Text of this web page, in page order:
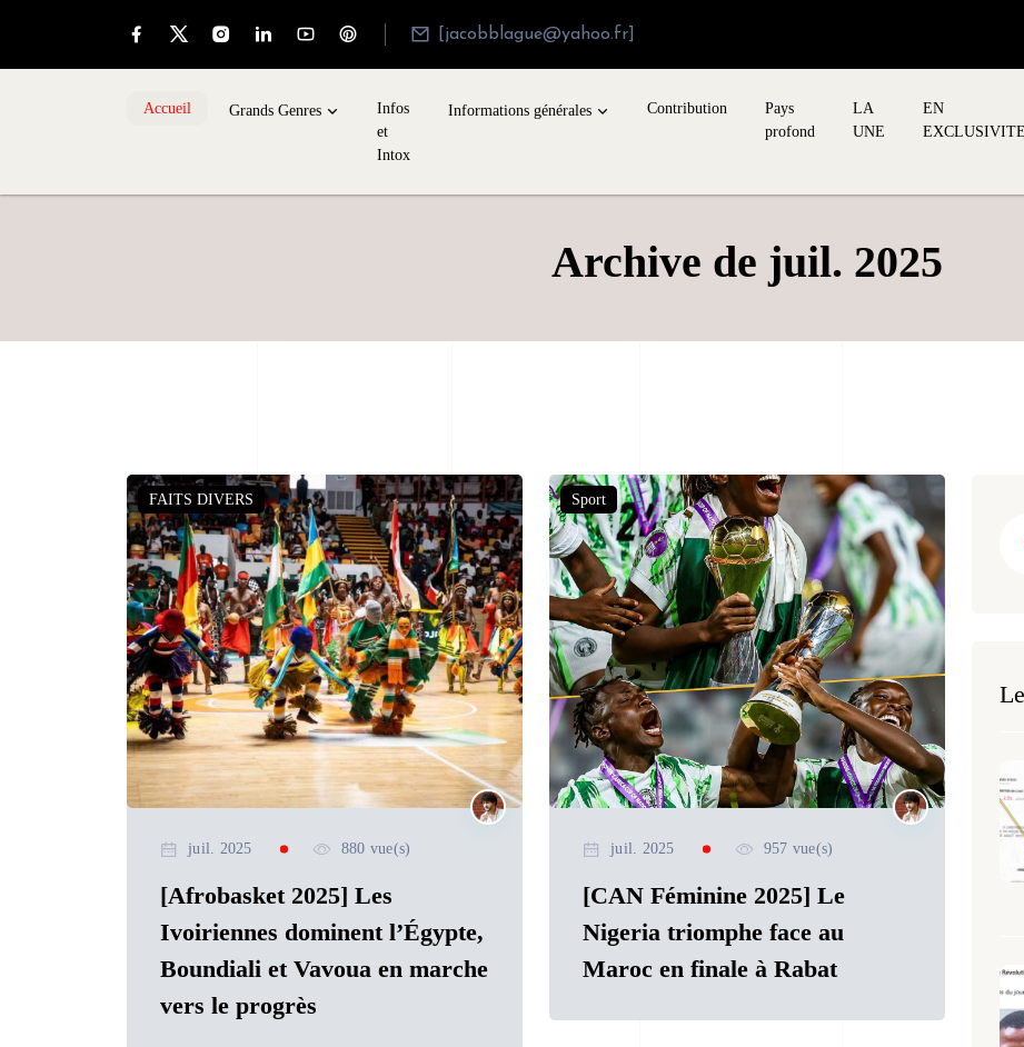
[jacobblague@yahoo.fr]
Accueil Grands Genres
Infos
et
Intox
Informations générales Contribution
Pays
profond
LA
UNE
EN
EXCLUSIVITE
Archive de juil. 2025
FAITS DIVERS
juil. 2025 880 vue(s)
[Afrobasket 2025] Les
Ivoiriennes dominent l’Égypte,
Boundiali et Vavoua en marche
vers le progrès
Sport
juil. 2025 957 vue(s)
[CAN Féminine 2025] Le
Nigeria triomphe face au
Maroc en finale à Rabat